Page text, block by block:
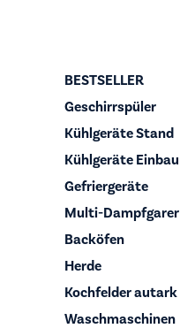
BESTSELLER
Geschirrspüler
Kühlgeräte Stand
Kühlgeräte Einbau
Gefriergeräte
Multi-Dampfgarer
Backöfen
Herde
Kochfelder autark
Waschmaschinen